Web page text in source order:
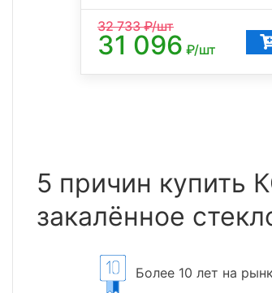
32 733₽/шт
31 096 ₽/шт
5 причин купить
закалённое
Более 10 лет на